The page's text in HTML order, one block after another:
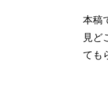
本稿
見ど
ても